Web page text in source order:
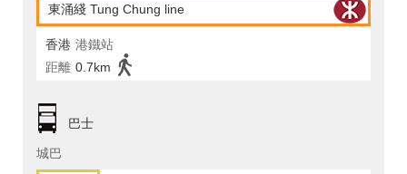
東涌綫 Tung Chung line
香港 港鐵站
距離 0.7km
巴士
城巴